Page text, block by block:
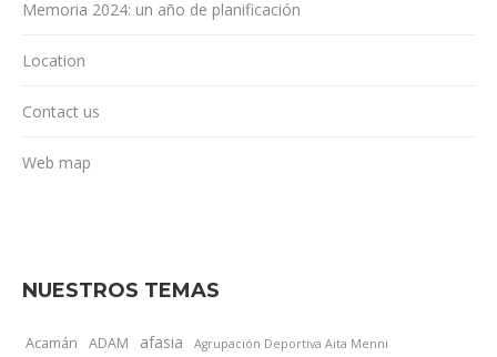
Memoria 2024: un año de planificación
Location
Contact us
Web map
NUESTROS TEMAS
Acamán ADAM afasia Agrupación Deportiva Aita Menni